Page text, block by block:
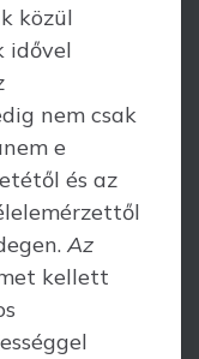
közül
idővel
nem csak
e
és az
Az
kellett